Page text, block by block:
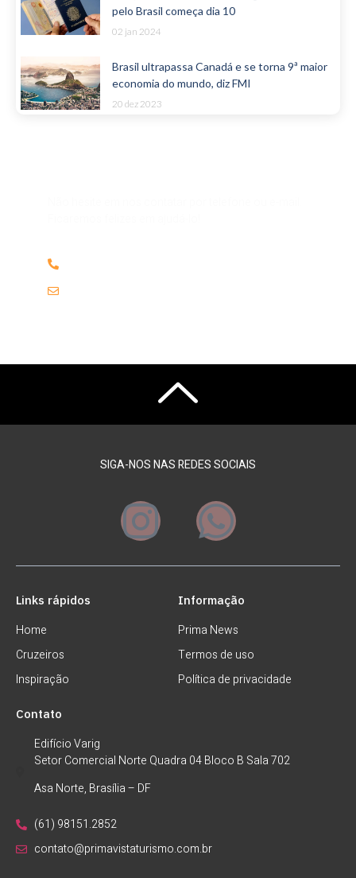
pelo Brasil começa dia 10
02 jan 2024
Brasil ultrapassa Canadá e se torna 9ª maior
economia do mundo, diz FMI
20 dez 2023
SIGA-NOS NAS REDES SOCIAIS
Links rápidos
Home
Cruzeiros
Inspiração
Informação
Prima News
Termos de uso
Política de privacidade
Contato
Edifício Varig
Setor Comercial Norte Quadra 04 Bloco B Sala 702
Asa Norte, Brasília – DF
(61) 98151.2852
contato@primavistaturismo.com.br